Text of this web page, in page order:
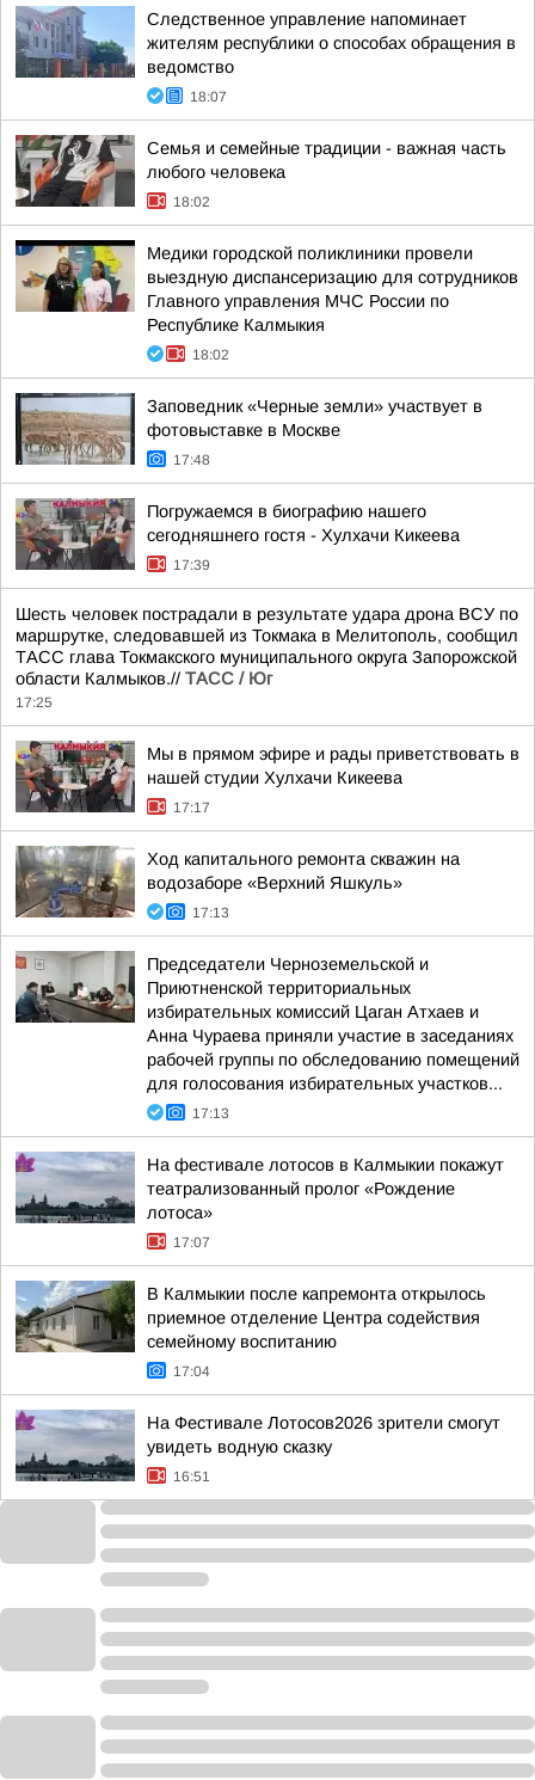
Следственное управление напоминает
жителям республики о способах обращения в
ведомство
18:07
Семья и семейные традиции - важная часть
любого человека
18:02
Медики городской поликлиники провели
выездную диспансеризацию для сотрудников
Главного управления МЧС России по
Республике Калмыкия
18:02
Заповедник «Черные земли» участвует в
фотовыставке в Москве
17:48
Погружаемся в биографию нашего
сегодняшнего гостя - Хулхачи Кикеева
17:39
Шесть человек пострадали в результате удара дрона ВСУ по
маршрутке, следовавшей из Токмака в Мелитополь, сообщил
ТАСС глава Токмакского муниципального округа Запорожской
области Калмыков.// ТАСС / Юг
17:25
Мы в прямом эфире и рады приветствовать в
нашей студии Хулхачи Кикеева
17:17
Ход капитального ремонта скважин на
водозаборе «Верхний Яшкуль»
17:13
Председатели Черноземельской и
Приютненской территориальных
избирательных комиссий Цаган Атхаев и
Анна Чураева приняли участие в заседаниях
рабочей группы по обследованию помещений
для голосования избирательных участков...
17:13
На фестивале лотосов в Калмыкии покажут
театрализованный пролог «Рождение
лотоса»
17:07
В Калмыкии после капремонта открылось
приемное отделение Центра содействия
семейному воспитанию
17:04
На Фестивале Лотосов2026 зрители смогут
увидеть водную сказку
16:51